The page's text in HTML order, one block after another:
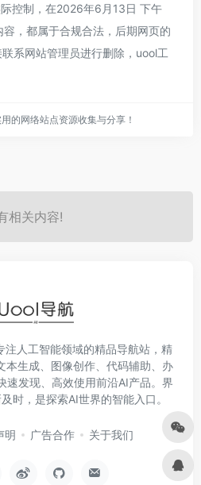
控制，在2026年6月13日 下午
，都属于合规合法，后期网页的
系网站管理员进行删除，uool工
的网络站点资源收集与分享！
相关内容!
注人工智能领域的精品导航站，精
本生成、图像创作、代码辅助、办
速发现、高效使用前沿AI产品。界
时，是探索AI世界的智能入口。
明 广告合作 关于我们